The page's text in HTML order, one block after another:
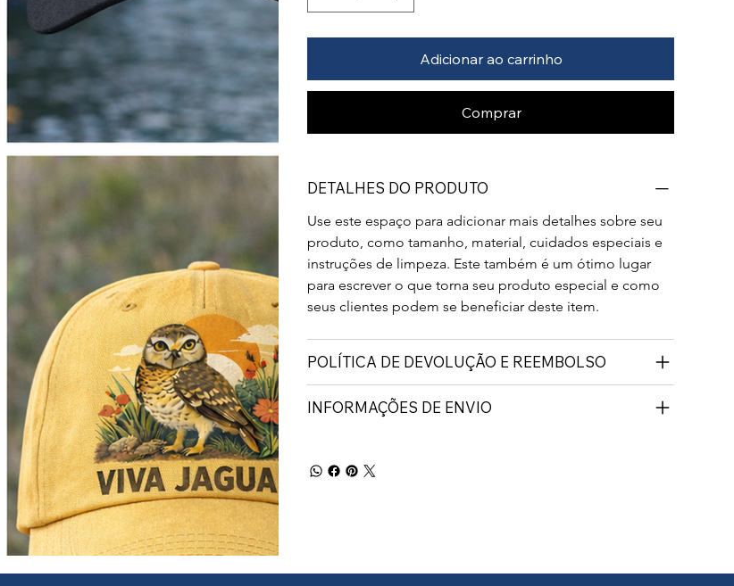
Adicionar ao carrinho
Comprar
DETALHES DO PRODUTO
Use este espaço para adicionar mais detalhes sobre seu
produto, como tamanho, material, cuidados especiais e
instruções de limpeza. Este também é um ótimo lugar
para escrever o que torna seu produto especial e como
seus clientes podem se beneficiar deste item.
POLÍTICA DE DEVOLUÇÃO E REEMBOLSO
INFORMAÇÕES DE ENVIO